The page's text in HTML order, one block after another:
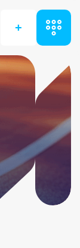
+